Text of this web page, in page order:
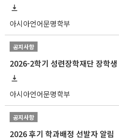
아시아언어문명학부
공지사항
2026-2학기 성련장학재단 장학
아시아언어문명학부
공지사항
2026 후기 학과배정 선발자 알림